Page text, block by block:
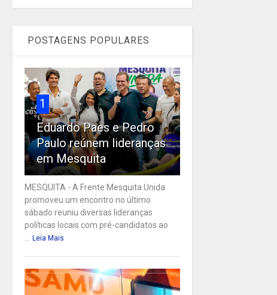
POSTAGENS POPULARES
1
Eduardo Paes e Pedro
Paulo reúnem lideranças
em Mesquita
MESQUITA - A Frente Mesquita Unida
promoveu um encontro no último
sábado reuniu diversas lideranças
políticas locais com pré-candidatos ao
... Leia Mais